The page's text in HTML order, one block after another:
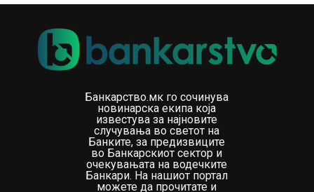
Банкарство.мк го сочинува
новинарска екипа која
известува за најновите
случувања во светот на
Банките, за предизвиците
во Банкарскиот сектор и
очекувањата на водечките
Банкари. На нашиот портал
можете да прочитате и